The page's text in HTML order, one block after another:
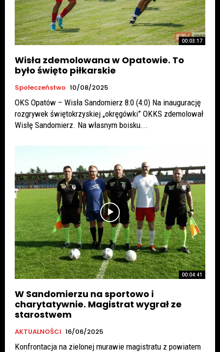
00:03:17
Wisła zdemolowana w Opatowie. To
było święto piłkarskie
Społeczeństwo 10/08/2025
OKS Opatów – Wisła Sandomierz 8:0 (4:0) Na inaugurację
rozgrywek świętokrzyskiej „okręgówki” OKKS zdemolował
Wisłę Sandomierz. Na własnym boisku...
00:04:41
W Sandomierzu na sportowo i
charytatywnie. Magistrat wygrał ze
starostwem
AKTUALNOŚCI 16/06/2025
Konfrontacja na zielonej murawie magistratu z powiatem